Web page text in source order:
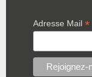
Adresse Mail *